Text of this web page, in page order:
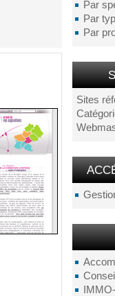
Par
Par
Par
Sites